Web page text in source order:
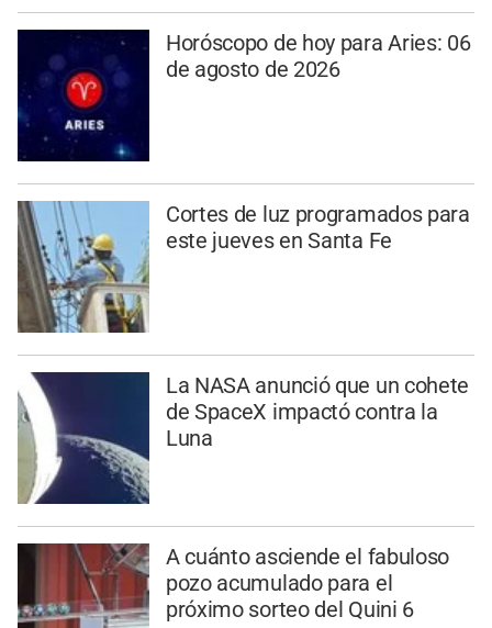
Horóscopo de hoy para Aries: 06
de agosto de 2026
Cortes de luz programados para
este jueves en Santa Fe
La NASA anunció que un cohete
de SpaceX impactó contra la
Luna
A cuánto asciende el fabuloso
pozo acumulado para el
próximo sorteo del Quini 6